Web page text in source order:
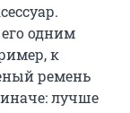
одним
к
ремень
лучше